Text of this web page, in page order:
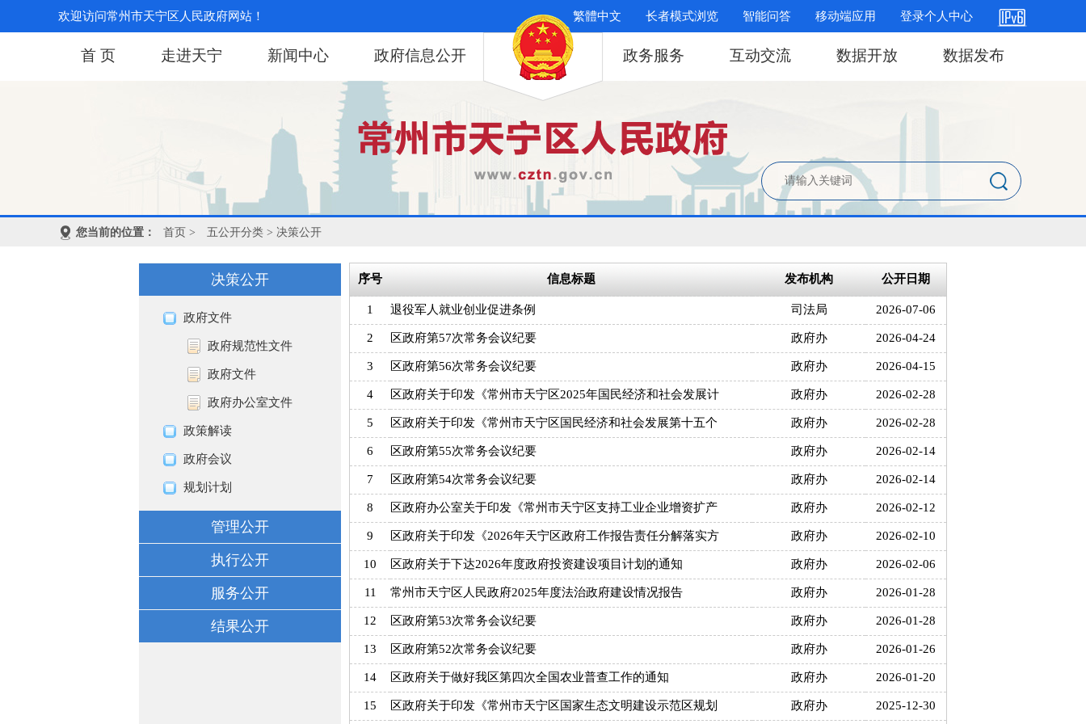
欢迎访问常州市天宁区人民政府网站！ 繁體中文 长者模式浏览 智能问答 移动端应用 登录个人中心
首 页 走进天宁 新闻中心 政府信息公开 政务服务 互动交流 数据开放 数据发布
您当前的位置： 首页 > 五公开分类 > 决策公开
决策公开
政府文件
政府规范性文件
政府文件
政府办公室文件
政策解读
政府会议
规划计划
管理公开
执行公开
服务公开
结果公开